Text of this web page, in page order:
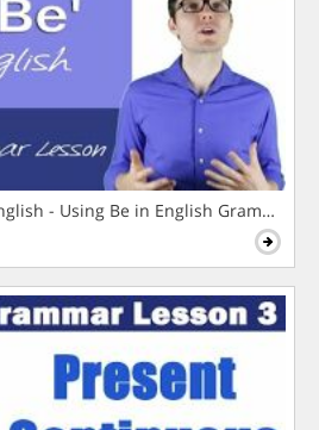
- Using Be in English Grammar